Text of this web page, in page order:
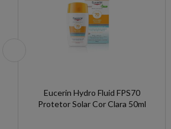
Eucerin Hydro Fluid FPS70
Protetor Solar Cor Clara 50ml